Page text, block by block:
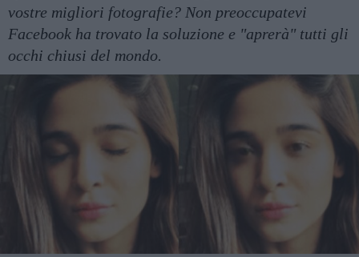
vostre migliori fotografie? Non preoccupatevi
Facebook ha trovato la soluzione e "aprerà" tutti gli
occhi chiusi del mondo.